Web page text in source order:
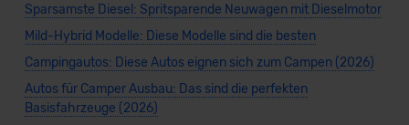
Sparsamste Diesel: Spritsparende Neuwagen mit Dieselmotor
Mild-Hybrid Modelle: Diese Modelle sind die besten
Campingautos: Diese Autos eignen sich zum Campen (2026)
Autos für Camper Ausbau: Das sind die perfekten
Basisfahrzeuge (2026)